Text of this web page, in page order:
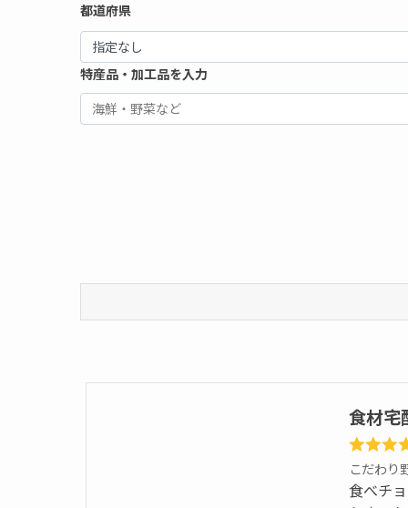
都道府県
特産品・加工品を入力
食材宅
こだわり
食べチ